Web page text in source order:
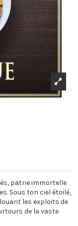
patrie immortelle
Sous ton ciel étoilé,
les exploits de
de la vaste